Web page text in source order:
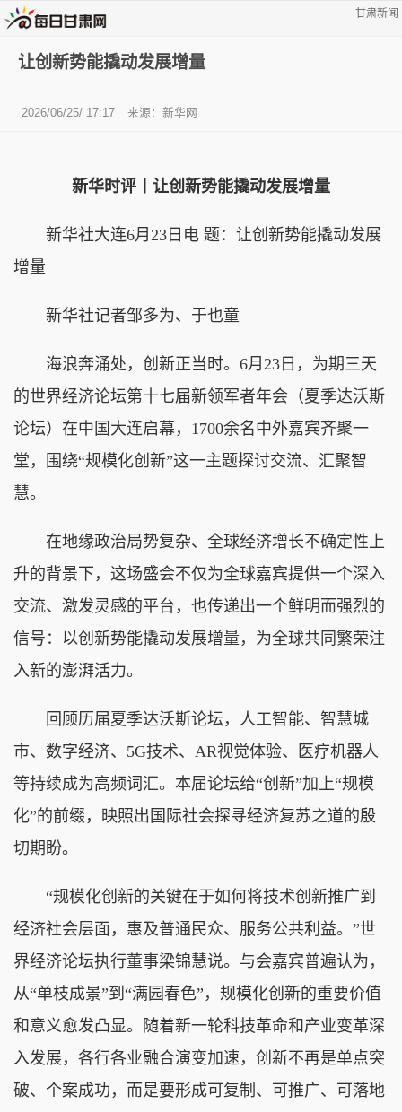
甘肃新闻
让创新势能撬动发展增量
2026/06/25/ 17:17 来源： 新华网
新华时评丨让创新势能撬动发展增量
新华社大连6月23日电 题：让创新势能撬动发展
增量
新华社记者邹多为、于也童
海浪奔涌处，创新正当时。6月23日，为期三天
的世界经济论坛第十七届新领军者年会（夏季达沃斯
论坛）在中国大连启幕，1700余名中外嘉宾齐聚一
堂，围绕“规模化创新”这一主题探讨交流、汇聚智
慧。
在地缘政治局势复杂、全球经济增长不确定性上
升的背景下，这场盛会不仅为全球嘉宾提供一个深入
交流、激发灵感的平台，也传递出一个鲜明而强烈的
信号：以创新势能撬动发展增量，为全球共同繁荣注
入新的澎湃活力。
回顾历届夏季达沃斯论坛，人工智能、智慧城
市、数字经济、5G技术、AR视觉体验、医疗机器人
等持续成为高频词汇。本届论坛给“创新”加上“规模
化”的前缀，映照出国际社会探寻经济复苏之道的殷
切期盼。
“规模化创新的关键在于如何将技术创新推广到
经济社会层面，惠及普通民众、服务公共利益。”世
界经济论坛执行董事梁锦慧说。与会嘉宾普遍认为，
从“单枝成景”到“满园春色”，规模化创新的重要价值
和意义愈发凸显。随着新一轮科技革命和产业变革深
入发展，各行各业融合演变加速，创新不再是单点突
破、个案成功，而是要形成可复制、可推广、可落地